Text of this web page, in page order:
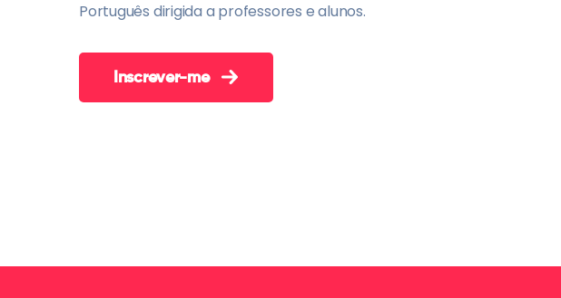
Português dirigida a professores e alunos.
Inscrever-me